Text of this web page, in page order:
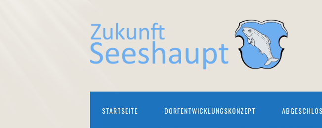
STARTSEITE DORFENTWICKLUNGSKONZEPT